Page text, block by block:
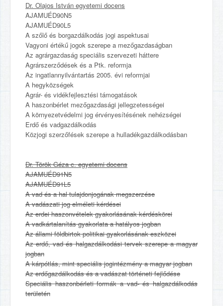
Dr. Olajos István egyetemi docens
AJAMUÉD90N5
AJAMUÉD90L5
A szőlő és borgazdálkodás jogi aspektusai
Vagyoni értékű jogok szerepe a mezőgazdaságban
Az agrárgazdaság speciális szervezeti háttere
Agrárszerződések és a Ptk. reformja
Az ingatlannyilvántartás 2005. évi reformjai
A hegyközségek
Agrár- és vidékfejlesztési támogatások
A haszonbérlet mezőgazdasági jellegzetességei
A környezetvédelmi jog érvényesítésének nehézségei
Erdő és vadgazdálkodás
Közjogi szerzőfések szerepe a hulladékgazdálkodásban
Dr. Török Géza c. egyetemi docens
AJAMUÉD91N5
AJAMUÉD91L5
A vad és a hal tulajdonjogának megszerzése
A vadászati jog elméleti kérdései
Az erdei haszonvételek gyakorlásának kérdéskörei
A vadkártalanítás gyakorlata a hatályos jogban
Az állami földbirtok politikai gyakorlásának eszközei
Az erdő, vad és halgazdálkodási tervek szerepe a magyar
jogban
A kárpótlás, mint speciális jogintézmény a magyar jogban
Az erdőgazdálkodás és a vadászat történeti fejlődése
Speciális haszonbérleti formák a vad- és halgazdálkodás
területén